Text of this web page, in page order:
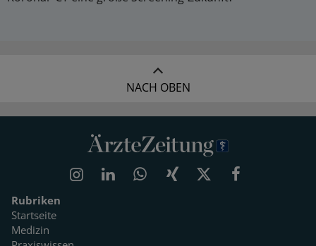
NACH OBEN
Rubriken
Startseite
Medizin